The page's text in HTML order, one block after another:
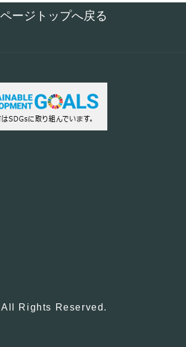
ページトップへ戻る
Rights Reserved.